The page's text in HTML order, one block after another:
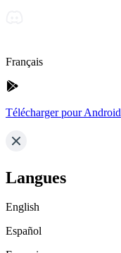
Français
Télécharger pour Android
Langues
English
Español